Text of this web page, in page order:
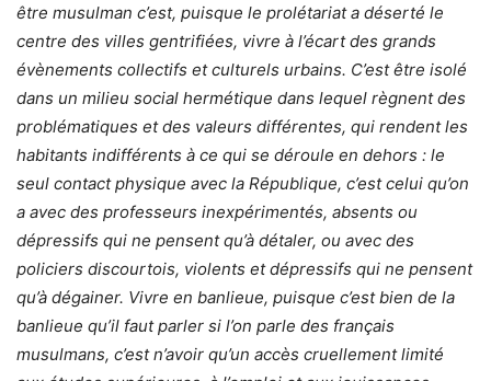
être musulman c’est, puisque le prolétariat a déserté le
centre des villes gentrifiées, vivre à l’écart des grands
évènements collectifs et culturels urbains. C’est être isolé
dans un milieu social hermétique dans lequel règnent des
problématiques et des valeurs différentes, qui rendent les
habitants indifférents à ce qui se déroule en dehors : le
seul contact physique avec la République, c’est celui qu’on
a avec des professeurs inexpérimentés, absents ou
dépressifs qui ne pensent qu’à détaler, ou avec des
policiers discourtois, violents et dépressifs qui ne pensent
qu’à dégainer. Vivre en banlieue, puisque c’est bien de la
banlieue qu’il faut parler si l’on parle des français
musulmans, c’est n’avoir qu’un accès cruellement limité